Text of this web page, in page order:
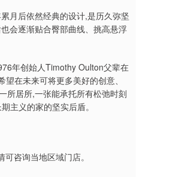
月后依然经典的设计,是历久弥坚
会逐渐贴合臀部曲线、挑高悬浮
年创始人Timothy Oulton父辈在
在未来可将更多美好的创意、
所居所,一张能承托所有松弛时刻
主义的家的坚实后盾。
咨询当地区域门店。